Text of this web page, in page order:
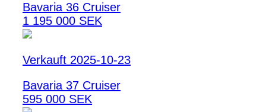
Bavaria 36 Cruiser
1 195 000 SEK
Verkauft 2025-10-23
Bavaria 37 Cruiser
595 000 SEK